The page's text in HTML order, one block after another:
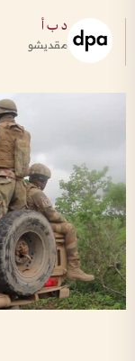
د ب أ
مقديشو